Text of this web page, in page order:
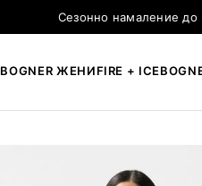
Сезонно намаление до
BOGNER ЖЕНИFIRE + ICE